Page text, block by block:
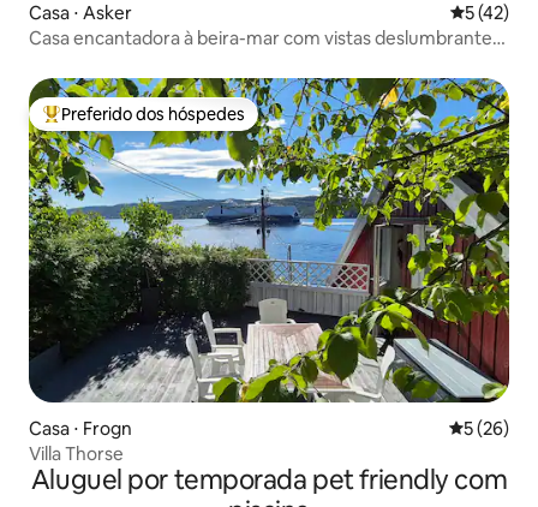
Casa ⋅ Asker 5 de uma
5 (42)
Casa encantadora à beira-mar com vistas deslumbrantes
Entre os melhores preferidos dos hóspedes
Preferido dos hóspedes
Casa ⋅ Frogn 5 de uma
5 (26)
Villa Thorse
Aluguel por temporada pet friendly com